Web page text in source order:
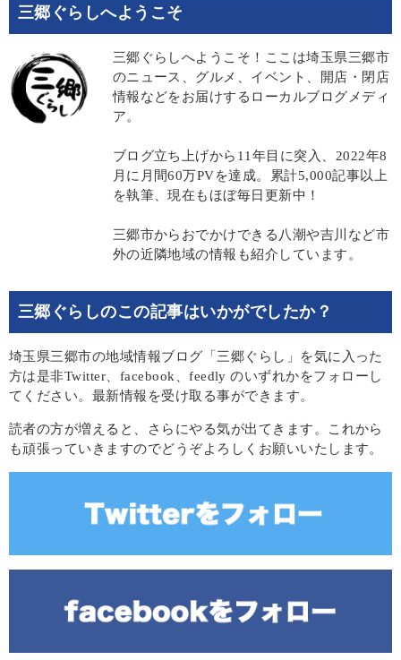
三郷ぐらしへようこそ
三郷ぐらしへようこそ！ここは埼玉県三郷市
のニュース、グルメ、イベント、開店・閉店
情報などをお届けするローカルブログメディ
ア。
ブログ立ち上げから11年目に突入、2022年8
月に月間60万PVを達成。累計5,000記事以上
を執筆、現在もほぼ毎日更新中！
三郷市からおでかけできる八潮や吉川など市
外の近隣地域の情報も紹介しています。
三郷ぐらしのこの記事はいかがでしたか？
埼玉県三郷市の地域情報ブログ「三郷ぐらし」を気に入った
方は是非Twitter、facebook、feedly のいずれかをフォローし
てください。最新情報を受け取る事ができます。
読者の方が増えると、さらにやる気が出てきます。これから
も頑張っていきますのでどうぞよろしくお願いいたします。